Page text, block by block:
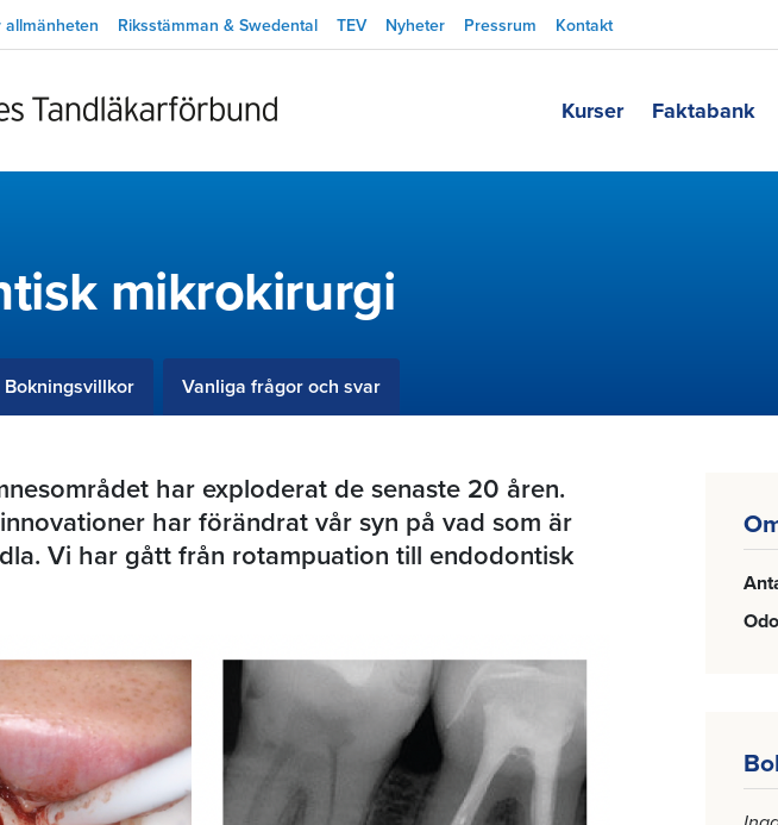
allmänheten Riksstämman & Swedental TEV Nyheter Pressrum Kontakt
Kurser Faktabank
mikrokirurgi
Bokningsvillkor Vanliga frågor och svar
har exploderat de senaste 20 åren.
har förändrat vår syn på vad som är
Vi har gått från rotampuation till endodontisk